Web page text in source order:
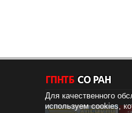
Для качественного
используем cookies,